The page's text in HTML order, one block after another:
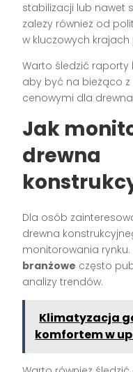
stabilizacji lub nawet
zależy również od
w kluczowych
Warto śledzić raporty
aby być na bieżąco
cenowymi dla
Jak
drewna
Dla osób
drewna
monitorowania rynku.
branżowe często
analizy trendów.
Klimatyzacja
komfortem w